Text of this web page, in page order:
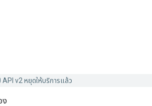
v2 หยุดให้บริการแล้ว
ง